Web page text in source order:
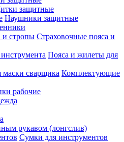
защитные
Наушники защитные
Страховочные пояса и
Пояса и жилеты для
Комплектующие
рабочие
рукавом (лонгслив)
Сумки для инструментов